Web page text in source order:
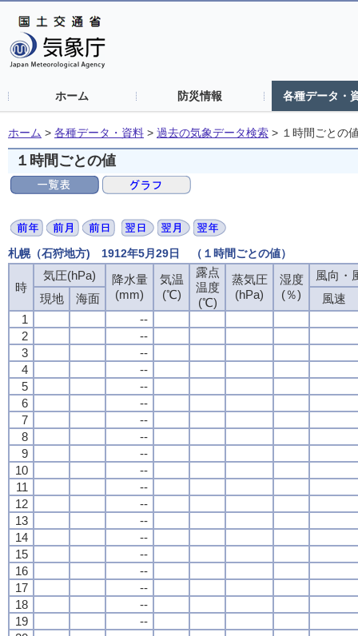
ホーム 防災情報 各種データ・
ホーム > 各種データ・資料 > 過去の気象データ検索 > １時間ごとの
１時間ごとの値
札幌（石狩地方) 1912年5月29日 （１時間ごとの値）
時
気圧(hPa)
降水量
(mm)
気温
(℃)
露点
温度
(℃)
蒸気圧
(hPa)
湿度
(％)
風向・
現地
海面
風速
1
--
2
--
3
--
4
--
5
--
6
--
7
--
8
--
9
--
10
--
11
--
12
--
13
--
14
--
15
--
16
--
17
--
18
--
19
--